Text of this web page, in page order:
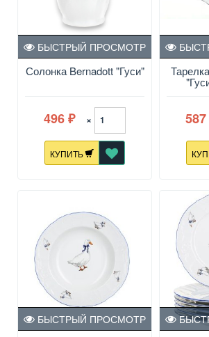
Солонка Bernadott "Гуси"
БЫСТРЫЙ ПРОСМОТР
496 ₽ ×
КУПИТЬ
587
БЫСТРЫЙ ПРОСМОТР